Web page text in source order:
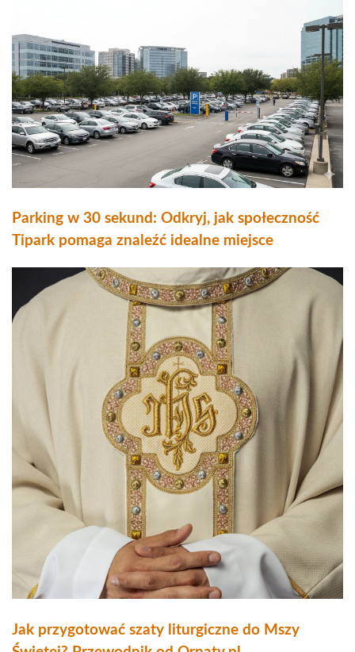
Parking w 30 sekund: Odkryj, jak społeczność
Tipark pomaga znaleźć idealne miejsce
Jak przygotować szaty liturgiczne do Mszy